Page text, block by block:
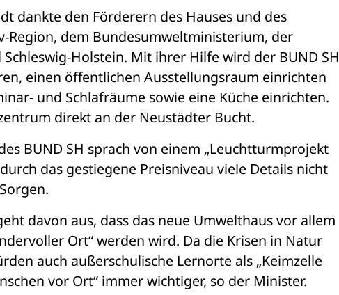
dankte den Förderern des Hauses und des
Region, dem Bundesumweltministerium, der
Holstein. Mit ihrer Hilfe wird der BUND SH
einen öffentlichen Ausstellungsraum einrichten
und Schlafräume sowie eine Küche einrichten.
direkt an der Neustädter Bucht.
BUND SH sprach von einem „Leuchtturmprojekt
das gestiegene Preisniveau viele Details nicht
davon aus, dass das neue Umwelthaus vor allem
Ort“ werden wird. Da die Krisen in Natur
auch außerschulische Lernorte als „Keimzelle
vor Ort“ immer wichtiger, so der Minister.